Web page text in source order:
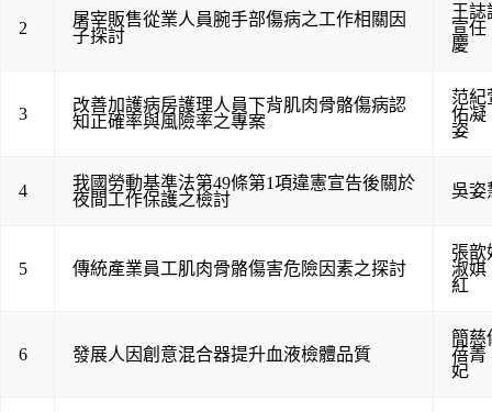
2
屠宰販售從業人員腕手部傷病之工作相關因
子探討
王誌
宣任
慶
3
改善加護病房護理人員下背肌肉骨骼傷病認
知正確率與風險率之專案
范紀
佑凝
姿
4
我國勞動基準法第49條第1項違憲宣告後關於
夜間工作保護之檢討
吳姿
5 傳統產業員工肌肉骨骼傷害危險因素之探討
張歆
淑娸
紅
6 發展人因創意混合器提升血液檢體品質
簡慈
蓓菁
妃